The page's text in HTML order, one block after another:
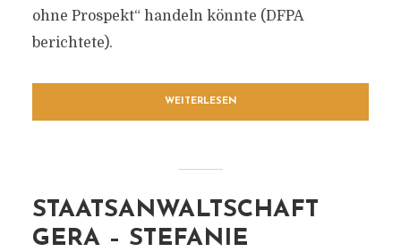
ohne Prospekt“ handeln könnte (DFPA
berichtete).
WEITERLESEN
STAATSANWALTSCHAFT
GERA – STEFANIE